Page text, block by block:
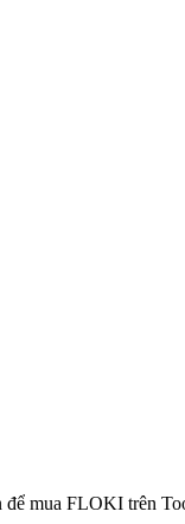
để mua FLOKI trên